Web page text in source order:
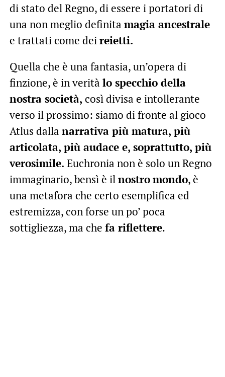
di stato del Regno, di essere i portatori di
una non meglio definita magia ancestrale
e trattati come deireietti.
Quella che è una fantasia, un’opera di
finzione, è in verità lo specchio della
nostra società, così divisa e intollerante
verso il prossimo: siamo di fronte al gioco
Atlus dalla narrativa più matura, più
articolata, più audace e, soprattutto, più
verosimile. Euchronia non è solo un Regno
immaginario, bensì è ilnostromondo, è
una metafora che certo esemplifica ed
estremizza, con forse un po’ poca
sottigliezza, ma che fa riflettere.